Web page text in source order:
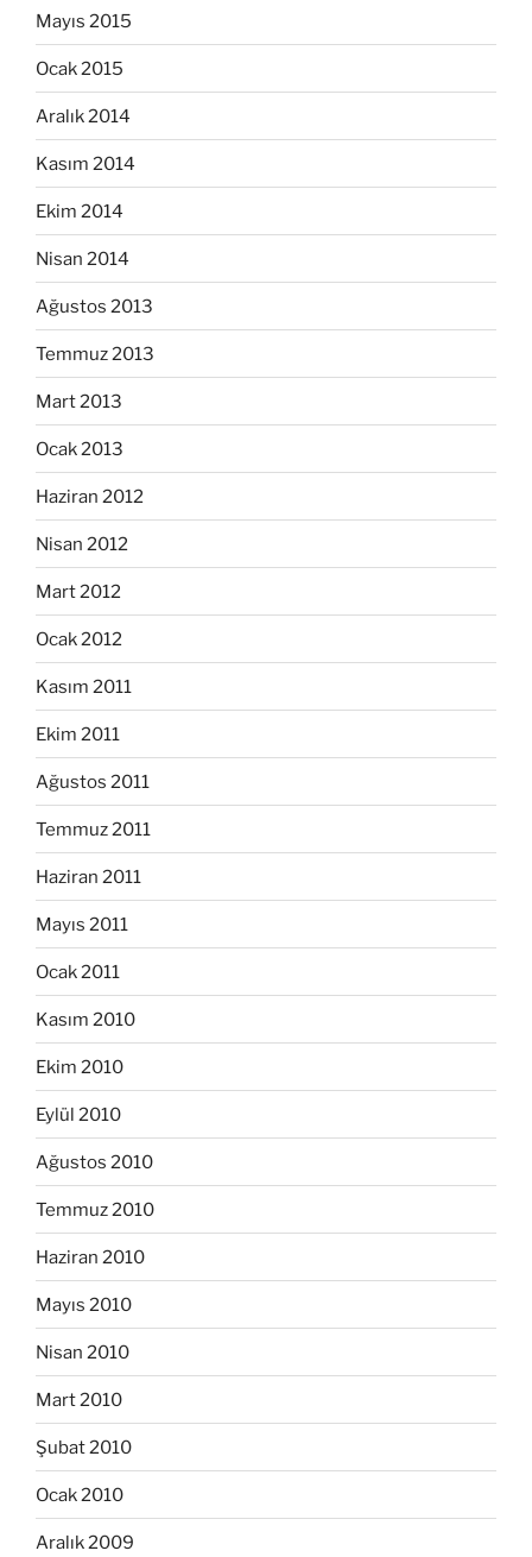
Mayıs 2015
Ocak 2015
Aralık 2014
Kasım 2014
Ekim 2014
Nisan 2014
Ağustos 2013
Temmuz 2013
Mart 2013
Ocak 2013
Haziran 2012
Nisan 2012
Mart 2012
Ocak 2012
Kasım 2011
Ekim 2011
Ağustos 2011
Temmuz 2011
Haziran 2011
Mayıs 2011
Ocak 2011
Kasım 2010
Ekim 2010
Eylül 2010
Ağustos 2010
Temmuz 2010
Haziran 2010
Mayıs 2010
Nisan 2010
Mart 2010
Şubat 2010
Ocak 2010
Aralık 2009